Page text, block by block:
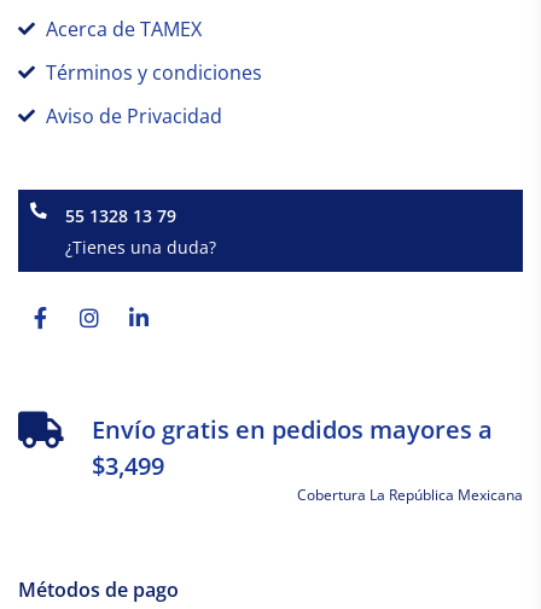
Acerca de TAMEX
Términos y condiciones
Aviso de Privacidad
55 1328 13 79
¿Tienes una duda?
f
Envío gratis en pedidos mayores a
$3,499
Cobertura La República Mexicana
Métodos de pago